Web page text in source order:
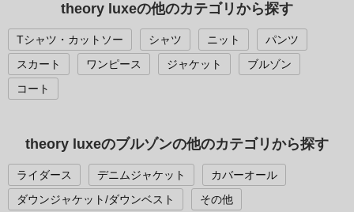
theory luxeの他のカテゴリから探す
Tシャツ・カットソー シャツ ニット
パンツ
スカート
ワンピース ジャケット
ブルゾン
コート
theory luxeのブルゾンの他のカテゴリから探す
ライダース デニムジャケット
カバーオール
ダウンジャケット/ダウンベスト
その他